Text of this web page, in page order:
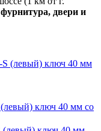
двери и
ключ 40 мм со